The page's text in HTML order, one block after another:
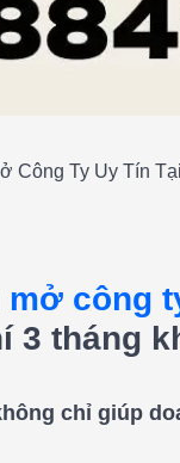
Công Ty Uy Tín
mở công
3 tháng
chỉ giúp